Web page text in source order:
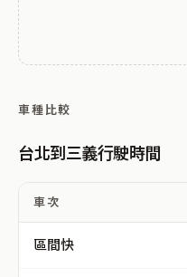
車種比較
台北到三義行駛時間
車次
區間快